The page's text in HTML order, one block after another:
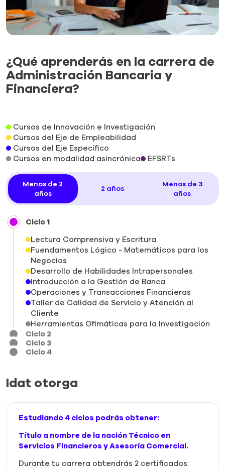
¿Qué aprenderás en la carrera de
Administración Bancaria y
Financiera?
Cursos de Innovación e Investigación
Cursos del Eje de Empleabilidad
Cursos del Eje Específico
Cursos en modalidad asincrónica
EFSRTs
Menos de 2
años
2 años
Menos de 3
años
Ciclo 1
Lectura Comprensiva y Escritura
Fuendamentos Lógico - Matemáticos para los
Negocios
Desarrollo de Habilidades Intrapersonales
Introducción a la Gestión de Banca
Operaciones y Transacciones Financieras
Taller de Calidad de Servicio y Atención al
Cliente
Herramientas Ofimáticas para la Investigación
Ciclo 2
Ciclo 3
Ciclo 4
Idat otorga
Estudiando 4 ciclos podrás obtener:
Título a nombre de la nación Técnico en
Servicios Financieros y Asesoría Comercial.
Durante tu carrera obtendrás 2 certificados: